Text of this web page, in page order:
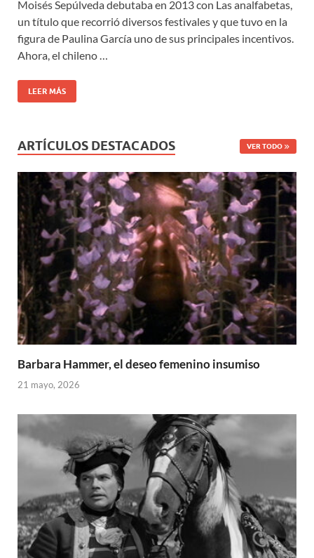
Moisés Sepúlveda debutaba en 2013 con Las analfabetas,
un título que recorrió diversos festivales y que tuvo en la
figura de Paulina García uno de sus principales incentivos.
Ahora, el chileno …
LEER MÁS
ARTÍCULOS DESTACADOS VER TODO
Barbara Hammer, el deseo femenino insumiso
21 mayo, 2026